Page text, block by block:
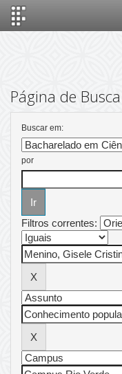
Página de Busca
Buscar em:
por
Filtros correntes: